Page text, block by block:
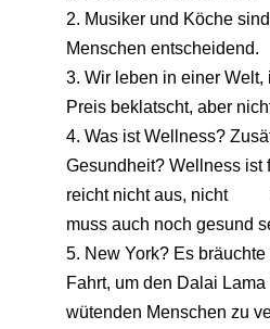
2. Musiker und Köche
Menschen entscheidend.
3. Wir leben in einer Welt,
Preis beklatscht, aber
4. Was ist Wellness?
Gesundheit? Wellness ist
reicht nicht aus, nicht
muss auch noch gesund
5. New York? Es
Fahrt, um den Dalai
wütenden Menschen zu